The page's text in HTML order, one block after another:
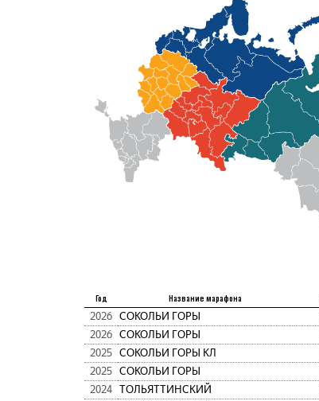
Год Название марафона
2026 СОКОЛЬИ ГОРЫ
2026 СОКОЛЬИ ГОРЫ
2025 СОКОЛЬИ ГОРЫ КЛ
2025 СОКОЛЬИ ГОРЫ
2024 ТОЛЬЯТТИНСКИЙ